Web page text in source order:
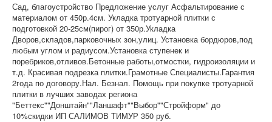
Сад, благоустройство Предложение услуг Асфальтирование с
материалом от 450р.4см. Укладка тротуарной плитки с
подготовкой 20-25см(пирог) от 350р.Укладка
Дворов,складов,парковочных зон,улиц. Установка бордюров,под
любым углом и радиусом.Установка ступенек и
поребриков,отливов.Бетонные работы,отмостки, гидроизоляции и
т.д. Красивая подрезка плитки.Грамотные Специалисты.Гарантия
2года по договору.Нал. Безнал. Помощь при покупке тротуарной
плитки в лучших заводах региона
"Беттекс""Донштайн""Ланшафт""Выбор""Стройформ" до
10%скидки ИП САЛИМОВ ТИМУР 350 руб.